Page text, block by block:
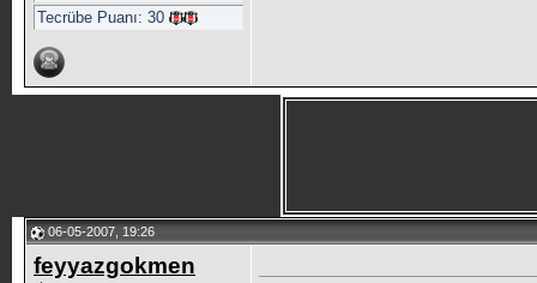
Tecrübe Puanı: 30
06-05-2007, 19:26
feyyazgokmen